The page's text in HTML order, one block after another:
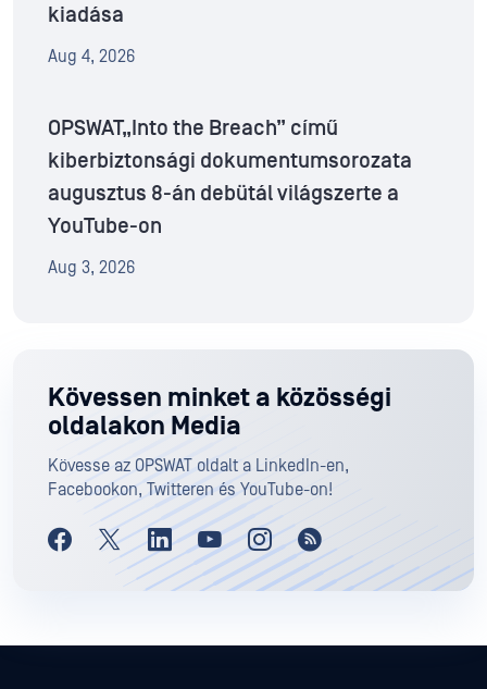
kiadása
Aug 4, 2026
OPSWAT„Into the Breach” című
kiberbiztonsági dokumentumsorozata
augusztus 8-án debütál világszerte a
YouTube-on
Aug 3, 2026
Kövessen minket a közösségi
oldalakon Media
Kövesse az OPSWAT oldalt a LinkedIn-en,
Facebookon, Twitteren és YouTube-on!